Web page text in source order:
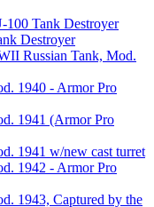
100 Tank Destroyer
Destroyer
Russian Tank, Mod.
1940 - Armor Pro
1941 (Armor Pro
1941 w/new cast turret
1942 - Armor Pro
1943, Captured by the